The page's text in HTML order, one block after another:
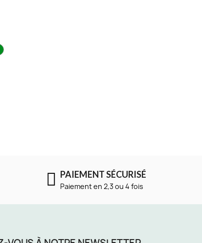
PAIEMENT SÉCURISÉ
Paiement en 2,3 ou 4 fois